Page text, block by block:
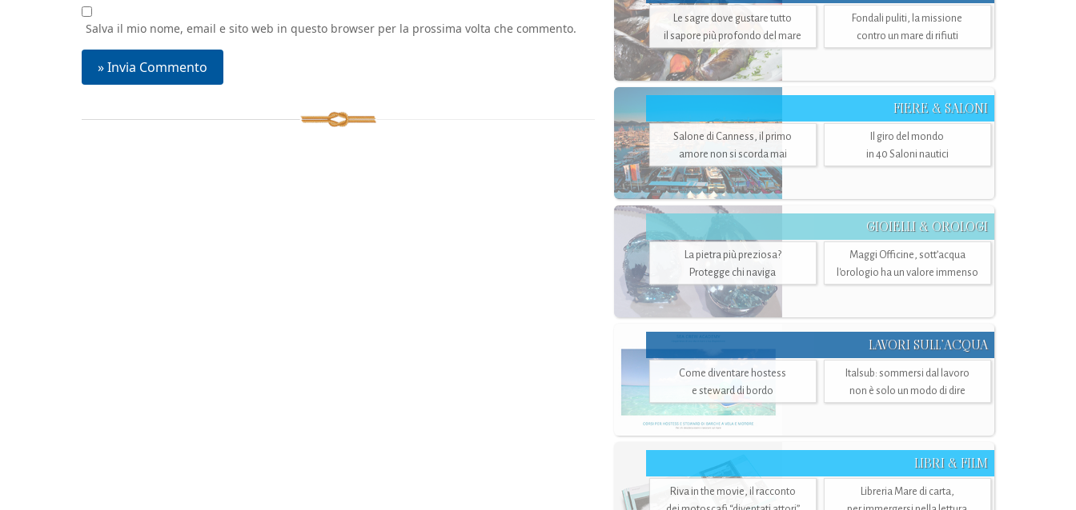
Salva il mio nome, email e sito web in questo browser per la prossima volta che commento.
Le sagre dove gustare tutto
il sapore più profondo del mare
Fondali puliti, la missione
contro un mare di rifiuti
FIERE & SALONI
Salone di Canness, il primo
amore non si scorda mai
Il giro del mondo
in 40 Saloni nautici
GIOIELLI & OROLOGI
La pietra più preziosa?
Protegge chi naviga
Maggi Officine, sott’acqua
l'orologio ha un valore immenso
LAVORI SULL’ACQUA
Come diventare hostess
e steward di bordo
Italsub: sommersi dal lavoro
non è solo un modo di dire
LIBRI & FILM
Riva in the movie, il racconto
Libreria Mare di carta,